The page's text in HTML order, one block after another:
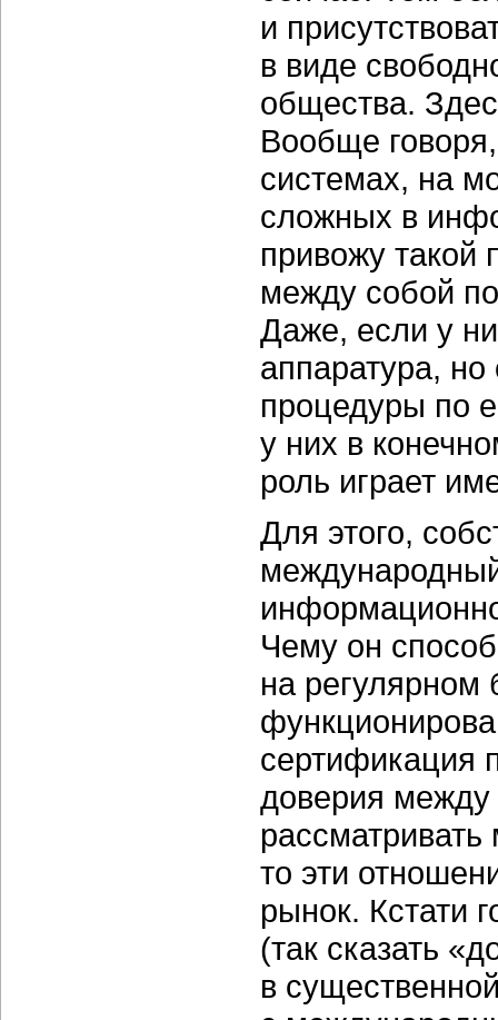
и
в виде
общества.
Вообще
системах, на
сложных в
привожу такой
между собой
Даже, если у
аппаратура,
процедуры по
у них в
роль играет
Для этого,
Чему он
на регулярном
сертификация
доверия
то эти
рынок. Кстати
(так сказать
в